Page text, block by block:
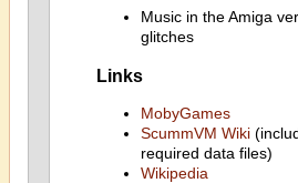
Music in the Amiga
glitches
Links
MobyGames
ScummVM Wiki
required data files)
Wikipedia